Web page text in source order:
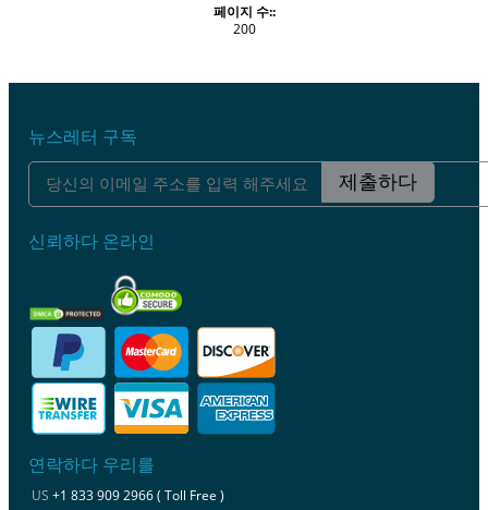
페이지 수::
200
뉴스레터 구독
제출하다
신뢰하다 온라인
연락하다 우리를
US +1 833 909 2966 ( Toll Free )